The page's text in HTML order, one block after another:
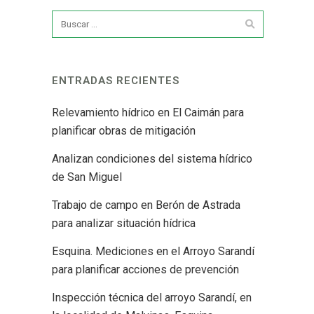
ENTRADAS RECIENTES
Relevamiento hídrico en El Caimán para
planificar obras de mitigación
Analizan condiciones del sistema hídrico
de San Miguel
Trabajo de campo en Berón de Astrada
para analizar situación hídrica
Esquina. Mediciones en el Arroyo Sarandí
para planificar acciones de prevención
Inspección técnica del arroyo Sarandí, en